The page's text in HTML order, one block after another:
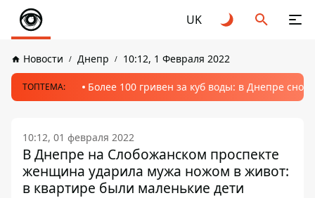
UK
Новости Днепр 10:12, 1 Февраля 2022
ТОПТЕМА: Более 100 гривен за куб воды: в Днепре
10:12, 01 февраля 2022
В Днепре на Слобожанском проспекте
женщина ударила мужа ножом в живот:
в квартире были маленькие дети